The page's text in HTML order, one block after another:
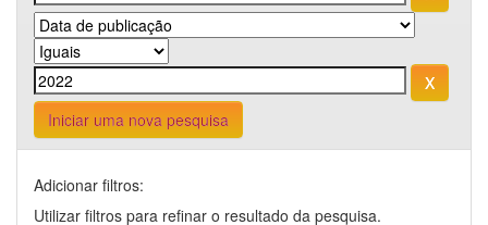
Iniciar uma nova pesquisa
Adicionar filtros:
Utilizar filtros para refinar o resultado da pesquisa.